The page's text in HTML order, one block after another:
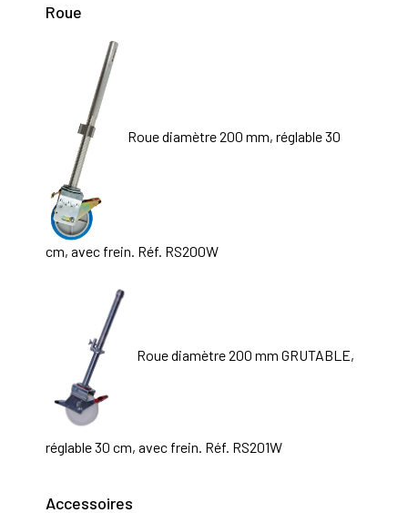
Roue
Roue diamètre 200 mm, réglable 30
cm, avec frein. Réf. RS200W
Roue diamètre 200 mm GRUTABLE,
réglable 30 cm, avec frein. Réf. RS201W
Accessoires